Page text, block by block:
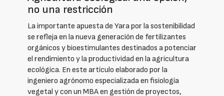
no una restricción
La importante apuesta de Yara por la sostenibilidad
se refleja en la nueva generación de fertilizantes
orgánicos y bioestimulantes destinados a potenciar
el rendimiento y la productividad en la agricultura
ecológica. En este artículo elaborado por la
ingeniero agrónomo especializada en fisiología
vegetal y con un MBA en gestión de proyectos,